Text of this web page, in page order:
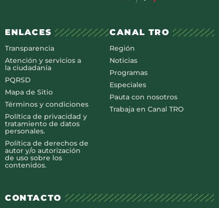
ENLACES
Transparencia
Atención y servicios a
la ciudadanía
PQRSD
Mapa de Sitio
Términos y condiciones
Política de privacidad y
tratamiento de datos
personales.
Política de derechos de
autor y/o autorización
de uso sobre los
contenidos.
CANAL TRO
Región
Noticias
Programas
Especiales
Pauta con nosotros
Trabaja en Canal TRO
CONTACTO